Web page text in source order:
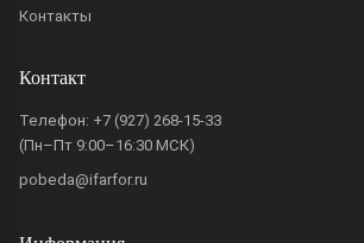
Контакты
Контакт
Телефон: +7 (927) 268-15-33
(Пн–Пт 9:00–16:30 МСК)
pobeda@ifarfor.ru